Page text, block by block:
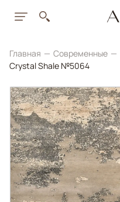
Главная Современные
Crystal Shale №5064